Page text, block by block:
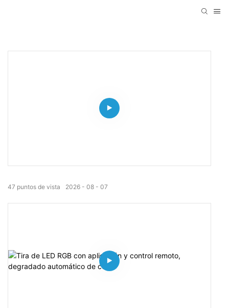
2026 08 07
47 puntos de vista